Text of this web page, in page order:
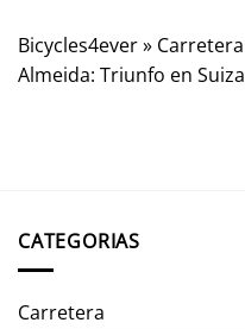
Bicycles4ever» Carretera
Almeida: Triunfo en Suiza
CATEGORIAS
Carretera